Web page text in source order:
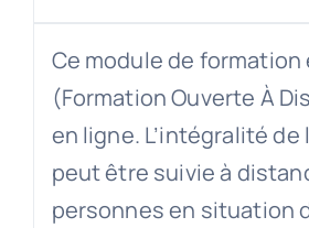
Ce module de formation
(Formation Ouverte À
en ligne. L’intégralité
peut être suivie à
personnes en situation